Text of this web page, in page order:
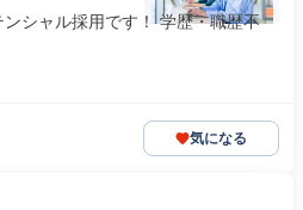
シャル採用です！ 学歴・職歴不
気になる